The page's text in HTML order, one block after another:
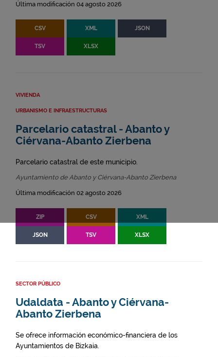
Última modificación 04 agosto 2026
CSV XML JSON
TSV XLSX
VIVIENDA
URBANISMO E INFRAESTRUCTURAS
Parcelario catastral - Abanto y
Ciérvana-Abanto Zierbena
Parcelario catastral de este municipio.
Ayuntamiento de Abanto y Ciérvana-Abanto Zierbena
Última modificación 02 agosto 2026
ZIP CSV XML
JSON TSV XLSX
SECTOR PÚBLICO
Udaldata - Abanto y Ciérvana-
Abanto Zierbena
Se ofrece información económico-financiera de los
Ayuntamientos de Bizkaia.